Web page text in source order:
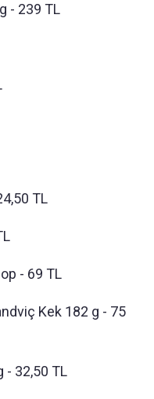
- 239 TL
TL
- 69 TL
Kek 182 g - 75
- 32,50 TL